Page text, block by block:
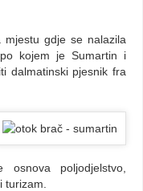
mjestu gdje se nalazila
kojem je Sumartin i
dalmatinski pjesnik fra
poljodjelstvo,